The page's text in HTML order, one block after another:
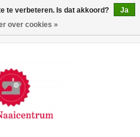
te verbeteren. Is dat akkoord?
Ja
over cookies »